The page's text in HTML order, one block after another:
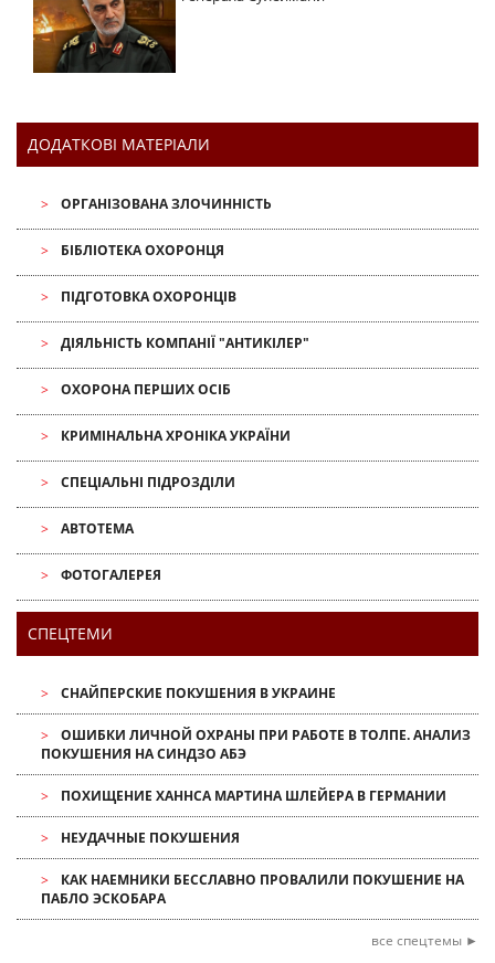
ДОДАТКОВІ МАТЕРІАЛИ
ОРГАНІЗОВАНА ЗЛОЧИННІСТЬ
БІБЛІОТЕКА ОХОРОНЦЯ
ПІДГОТОВКА ОХОРОНЦІВ
ДІЯЛЬНІСТЬ КОМПАНІЇ "АНТИКІЛЕР"
ОХОРОНА ПЕРШИХ ОСІБ
КРИМІНАЛЬНА ХРОНІКА УКРАЇНИ
СПЕЦІАЛЬНІ ПІДРОЗДІЛИ
АВТОТЕМА
ФОТОГАЛЕРЕЯ
СПЕЦТЕМИ
СНАЙПЕРСКИЕ ПОКУШЕНИЯ В УКРАИНЕ
ОШИБКИ ЛИЧНОЙ ОХРАНЫ ПРИ РАБОТЕ В ТОЛПЕ. АНАЛИЗ
ПОКУШЕНИЯ НА СИНДЗО АБЭ
ПОХИЩЕНИЕ ХАННСА МАРТИНА ШЛЕЙЕРА В ГЕРМАНИИ
НЕУДАЧНЫЕ ПОКУШЕНИЯ
КАК НАЕМНИКИ БЕССЛАВНО ПРОВАЛИЛИ ПОКУШЕНИЕ НА
ПАБЛО ЭСКОБАРА
все спецтемы ►